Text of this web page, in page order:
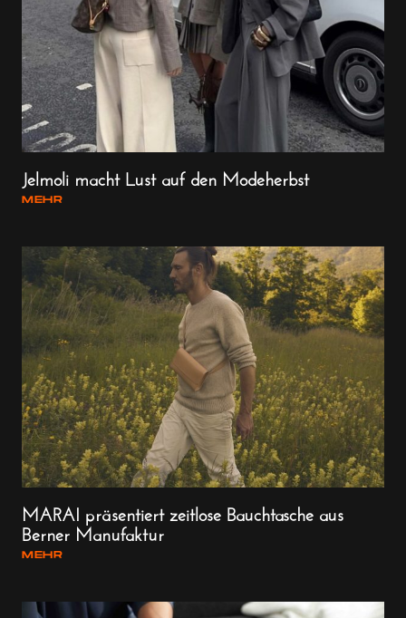
Jelmoli macht Lust auf den Modeherbst
MEHR
MARAI präsentiert zeitlose Bauchtasche aus
Berner Manufaktur
MEHR